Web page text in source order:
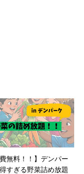
費無料！！】デンパー
すぎる野菜詰め放題